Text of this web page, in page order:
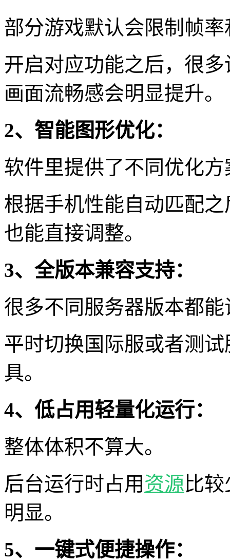
部分游戏默认会限制帧
开启对应功能之后，很
画面流畅感会明显提升。
2、智能图形优化：
软件里提供了不同优化方
根据手机性能自动匹配
也能直接调整。
3、全版本兼容支持：
很多不同服务器版本都能
平时切换国际服或者测
具。
4、低占用轻量化运行：
整体体积不算大。
后台运行时占用 资源 比
明显。
5、一键式便捷操作：